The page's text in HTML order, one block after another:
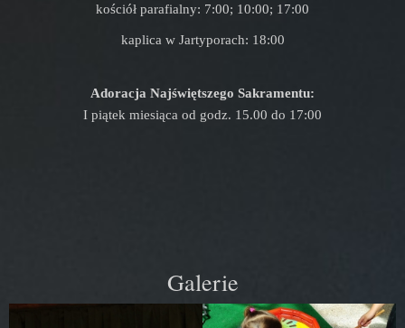
kościół parafialny: 7:00; 10:00; 17:00
kaplica w Jartyporach: 18:00
Adoracja Najświętszego Sakramentu:
I piątek miesiąca od godz. 15.00 do 17:00
Galerie